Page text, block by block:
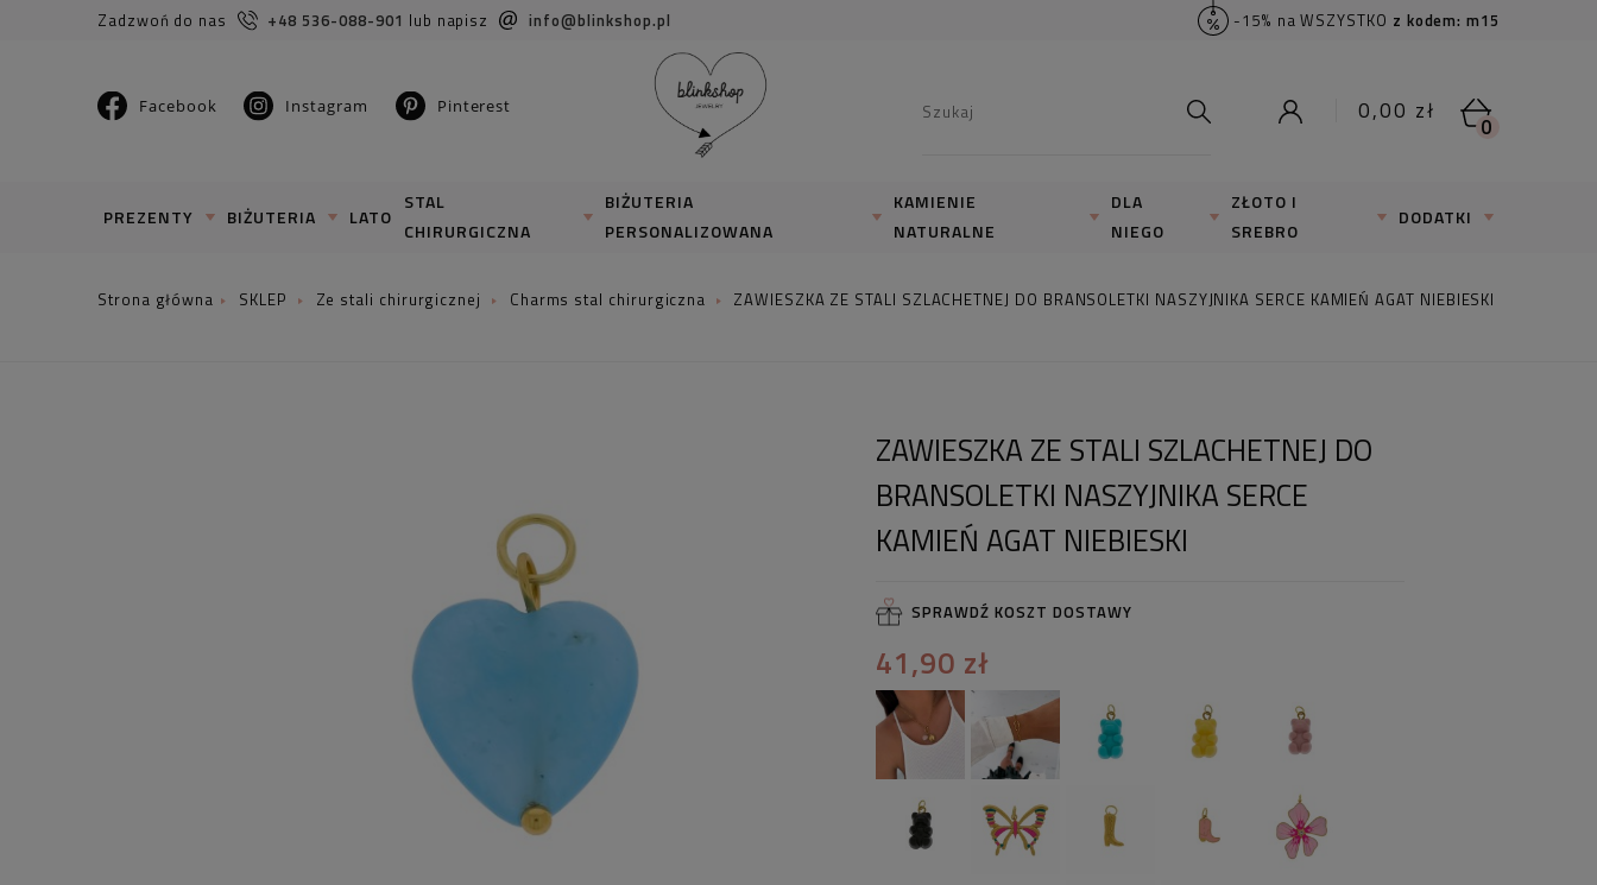
Zadzwoń do nas +48 536-088-901 lub napisz info@blinkshop.pl -15% na WSZYSTKO z kodem: m15
Facebook Instagram Pinterest 0,00 zł
0
PREZENTY BIŻUTERIA LATO
STAL
CHIRURGICZNA
BIŻUTERIA
PERSONALIZOWANA
KAMIENIE
NATURALNE
DLA
NIEGO
ZŁOTO I
SREBRO
DODATKI
SKLEP Ze stali chirurgicznej Charms stal chirurgiczna ZAWIESZKA ZE STALI SZLACHETNEJ DO BRANSOLETKI NASZYJNIKA SERCE KAMIEŃ AGAT NIEBIESKI
ZAWIESZKA ZE STALI SZLACHETNEJ DO
BRANSOLETKI NASZYJNIKA SERCE
KAMIEŃ AGAT NIEBIESKI
SPRAWDŹ KOSZT DOSTAWY
41,90 zł